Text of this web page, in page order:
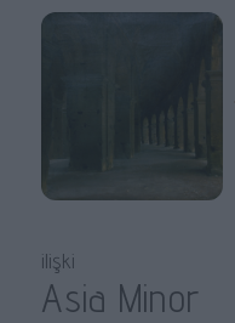
ilişki
Asia Minor